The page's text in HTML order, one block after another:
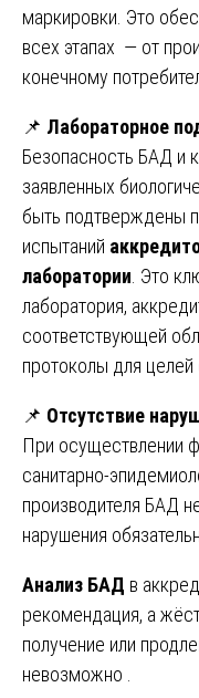
маркировки. Это
всех этапах — от
конечному
📌 Лабораторное
Безопасность БАД и
заявленных
быть подтверждены
испытаний
лаборатории . Это
лаборатория,
соответствующей
протоколы для целей
📌 Отсутствие
При осуществлении
санитарно-
производителя БАД
нарушения
Анализ БАД в
рекомендация, а
получение или
невозможно .